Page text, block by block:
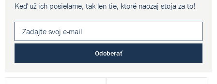
Keď už ich posielame, tak len tie, ktoré naozaj stoja za to!
Odoberať